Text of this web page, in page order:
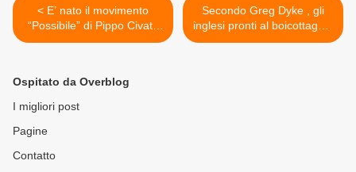
< E’ nato il movimento
“Possibile” di Pippo Civati.
Ne avevamo bisogno?
Secondo Greg Dyke , gli
inglesi pronti al boicottaggio
dei Mondiali 2018 in Russia
Ospitato da Overblog
I migliori post
Pagine
Contatto